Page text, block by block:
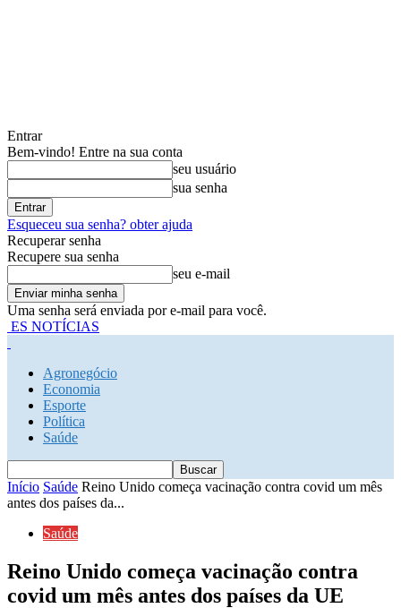
Entrar
Bem-vindo! Entre na sua conta
seu usuário
sua senha
Esqueceu sua senha? obter ajuda
Recuperar senha
Recupere sua senha
seu e-mail
Uma senha será enviada por e-mail para você.
ES NOTÍCIAS
Agronegócio
Economia
Esporte
Política
Saúde
Início Saúde Reino Unido começa vacinação contra covid um mês
antes dos países da...
Saúde
Reino Unido começa vacinação contra
covid um mês antes dos países da UE